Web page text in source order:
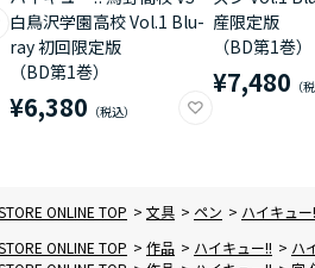
白鳥沢学園高校 Vol.1 Blu-
ray 初回限定版
（BD第1巻）
¥6,380
産限定版
（BD第1巻）
¥7,480
ONLINE TOP > 文具 > ペン > ハイキュ
ONLINE TOP > 作品 > ハイキュー!! > ハ